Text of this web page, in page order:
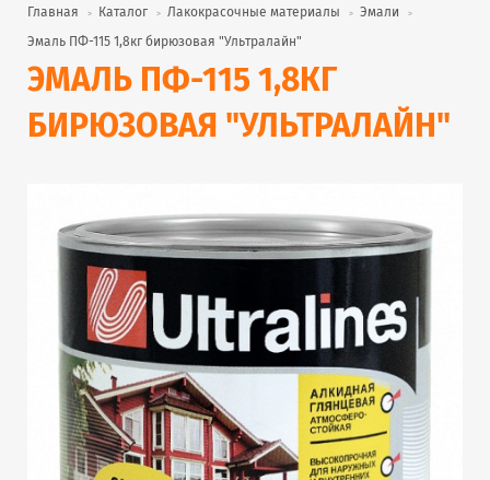
Главная Каталог Лакокрасочные материалы
Эмали
Эмаль ПФ-115 1,8кг бирюзовая "Ультралайн"
ЭМАЛЬ ПФ-115 1,8КГ
БИРЮЗОВАЯ "УЛЬТРАЛАЙН"